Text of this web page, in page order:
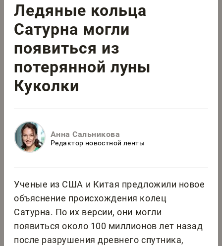
Ледяные кольца
Сатурна могли
появиться из
потерянной луны
Куколки
Анна Сальникова
Редактор новостной ленты
Ученые из США и Китая предложили новое
объяснение происхождения колец
Сатурна. По их версии, они могли
появиться около 100 миллионов лет назад
после разрушения древнего спутника,